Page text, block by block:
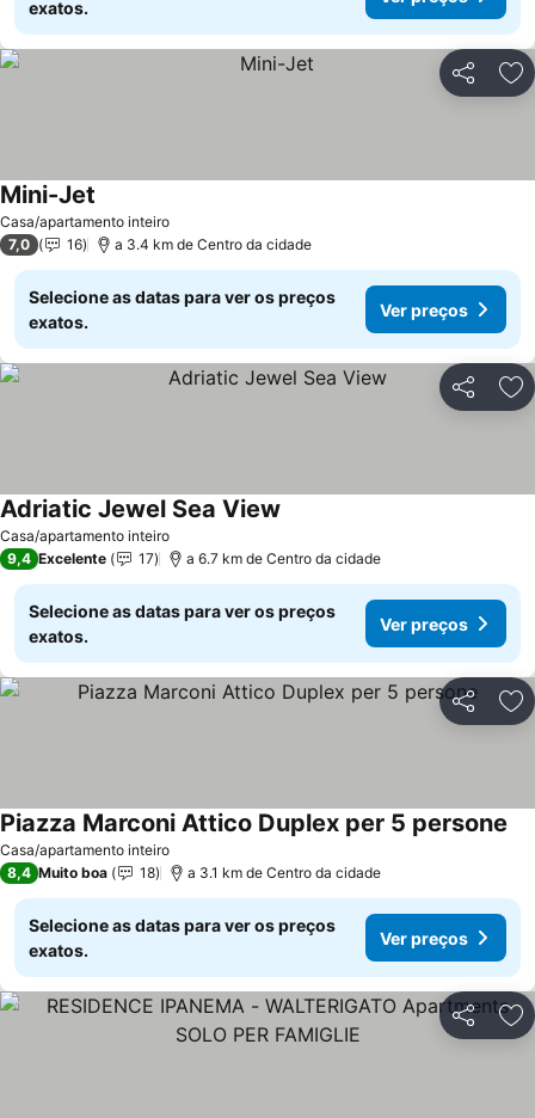
exatos.
Partilhar
Casa/apartamento inteiro
Mini-Jet
7,0 16 a 3.4 km de Centro da cidade
Selecione as datas para ver os preços
exatos.
Ver preços
Partilhar
Casa/apartamento inteiro
Adriatic Jewel Sea View
9,4 Excelente 17 a 6.7 km de Centro da cidade
Selecione as datas para ver os preços
exatos.
Ver preços
Partilhar
Casa/apartamento inteiro
Piazza Marconi Attico Duplex per 5 persone
8,4 Muito boa 18 a 3.1 km de Centro da cidade
Selecione as datas para ver os preços
exatos.
Ver preços
Partilhar